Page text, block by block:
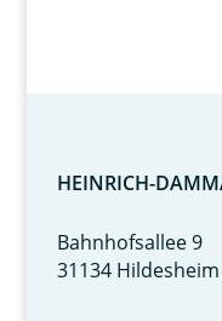
HEINRICH-
Bahnhofsallee 9
31134 Hildesheim